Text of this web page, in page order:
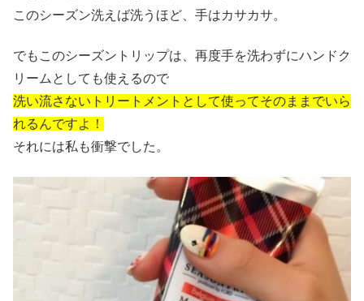
このシーズン洗えば洗うほど、手はカサカサ。
でもこのシーズントリップは、再度手を洗わずにハンドク
リームとしても使えるので
洗い流さないトリートメントとして使ってそのままでいら
れるんですよ！
それには私も衝撃でした。